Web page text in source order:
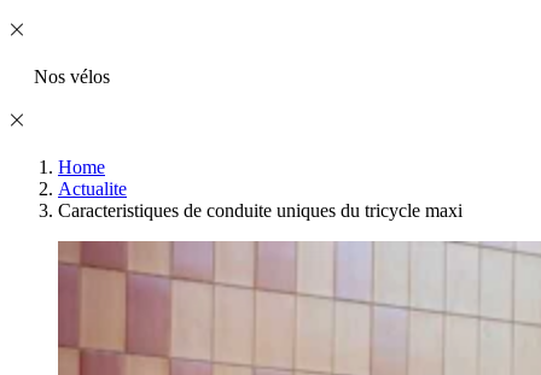
Nos vélos
Home
Actualite
Caracteristiques de conduite uniques du tricycle maxi